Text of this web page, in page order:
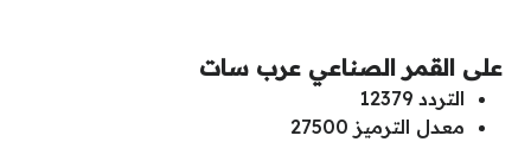
على القمر الصناعي عرب سات
التردد 12379
معدل الترميز 27500